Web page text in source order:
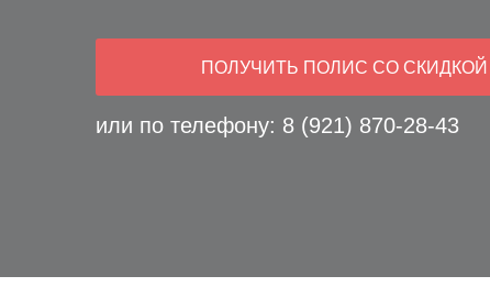
ПОЛУЧИТЬ ПОЛИС СО СКИДКОЙ
или по телефону: 8 (921) 870-28-43